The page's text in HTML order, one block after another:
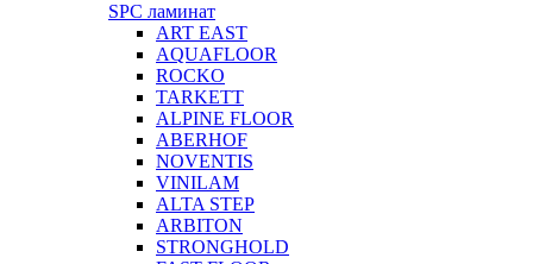
SPC ламинат
ART EAST
AQUAFLOOR
ROCKO
TARKETT
ALPINE FLOOR
ABERHOF
NOVENTIS
VINILAM
ALTA STEP
ARBITON
STRONGHOLD